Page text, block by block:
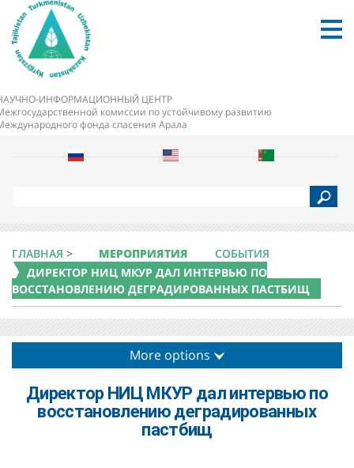
ИНФОРМАЦИОННЫЙ ЦЕНТР
комиссии по устойчивому развитию
фонда спасения Арала
r
h
ГЛАВНАЯ > МЕРОПРИЯТИЯ
СОБЫТИЯ
ДИРЕКТОР НИЦ МКУР ДАЛ ИНТЕРВЬЮ ПО
ВОССТАНОВЛЕНИЮ ДЕГРАДИРОВАННЫХ ПАСТБИЩ
More options
Директор НИЦ МКУР дал интервью по
восстановлению деградированных
пастбищ